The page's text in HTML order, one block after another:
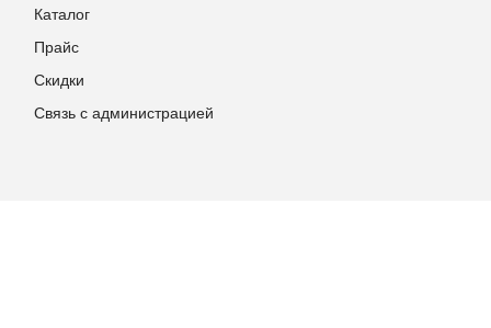
Каталог
Прайс
Скидки
Связь с администрацией